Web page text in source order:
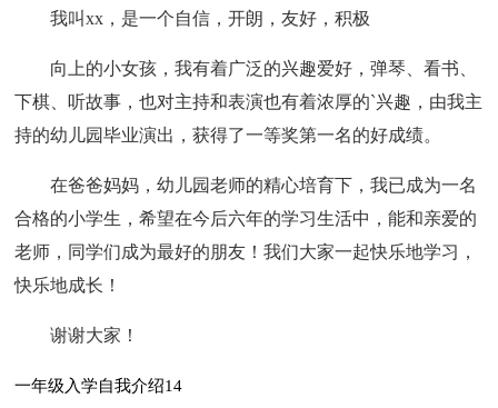
我叫xx，是一个自信，开朗，友好，积极
向上的小女孩，我有着广泛的兴趣爱好，弹琴、看书、
下棋、听故事，也对主持和表演也有着浓厚的`兴趣，由我主
持的幼儿园毕业演出，获得了一等奖第一名的好成绩。
在爸爸妈妈，幼儿园老师的精心培育下，我已成为一名
合格的小学生，希望在今后六年的学习生活中，能和亲爱的
老师，同学们成为最好的朋友！我们大家一起快乐地学习，
快乐地成长！
谢谢大家！
一年级入学自我介绍14